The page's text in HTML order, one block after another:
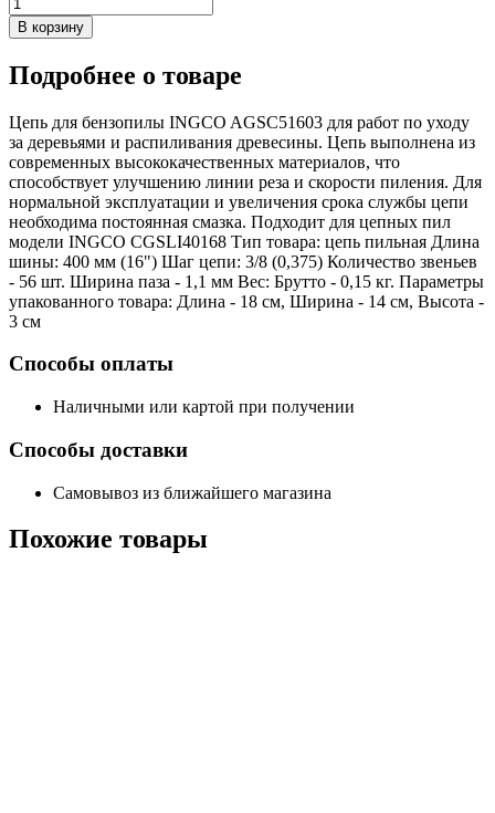
В корзину
Подробнее о товаре
Цепь для бензопилы INGCO AGSC51603 для работ по уходу
за деревьями и распиливания древесины. Цепь выполнена из
современных высококачественных материалов, что
способствует улучшению линии реза и скорости пиления. Для
нормальной эксплуатации и увеличения срока службы цепи
необходима постоянная смазка. Подходит для цепных пил
модели INGCO CGSLI40168 Тип товара: цепь пильная Длина
шины: 400 мм (16") Шаг цепи: 3/8 (0,375) Количество звеньев
- 56 шт. Ширина паза - 1,1 мм Вес: Брутто - 0,15 кг. Параметры
упакованного товара: Длина - 18 см, Ширина - 14 см, Высота -
3 см
Способы оплаты
Наличными или картой при получении
Способы доставки
Самовывоз из ближайшего магазина
Похожие товары